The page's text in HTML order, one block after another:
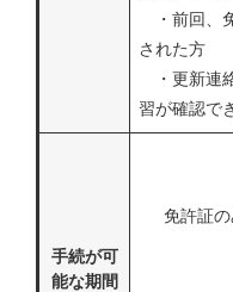
・前回、
された方
・更新連
習が確認で
手続が可
能な期間
免許証